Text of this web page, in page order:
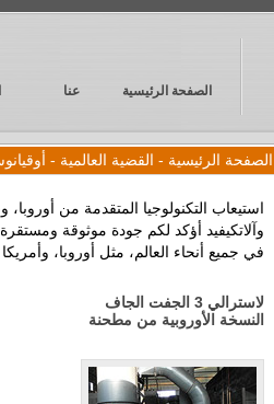
عنا الصفحة الرئيسية
الصفحة الرئيسية - القضية العالمية -
وآلاتكيفيد أؤكد لكم جودة موثوقة
في جميع أنحاء العالم، مثل أوروبا، وأمريكا
لاسترالي 3 الجفت الجاف
النسخة الأوروبية من مطحنة